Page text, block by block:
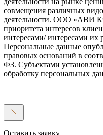
деятельности на рынке
совмещения различных
деятельности. ООО «АВИ
приоритета интересов
интересами/ интересами их
Персональные данные
правовых оснований в
ФЗ. Субъектами
обработку персональных
Оставить заявку